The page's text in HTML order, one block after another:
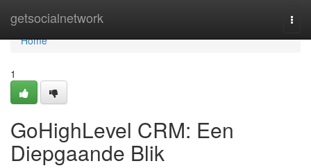
getsocialnetwork
Home
Home
1
GoHighLevel CRM: Een
Diepgaande Blik